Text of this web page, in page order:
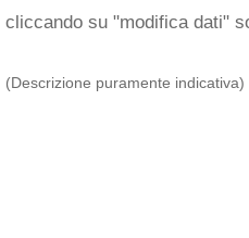
cliccando su "modifica dati"
(Descrizione puramente indicativa)